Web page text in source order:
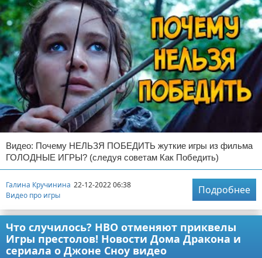
Видео: Почему НЕЛЬЗЯ ПОБЕДИТЬ жуткие игры из фильма
ГОЛОДНЫЕ ИГРЫ? (следуя советам Как Победить)
Галина Кручинина 22-12-2022 06:38
Видео про игры
Подробнее
Что случилось? НВО отменяют приквелы
Игры престолов! Новости Дома Дракона и
сериала о Джоне Сноу видео